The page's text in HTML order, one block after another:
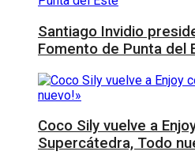
Santiago Invidio
Fomento de Punta del
Coco Sily vuelve a
Supercátedra, Todo